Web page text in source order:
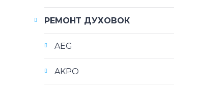
РЕМОНТ ДУХОВОК
AEG
AKPO